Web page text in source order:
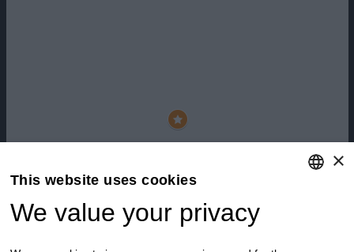
×
This website uses cookies
We value your privacy